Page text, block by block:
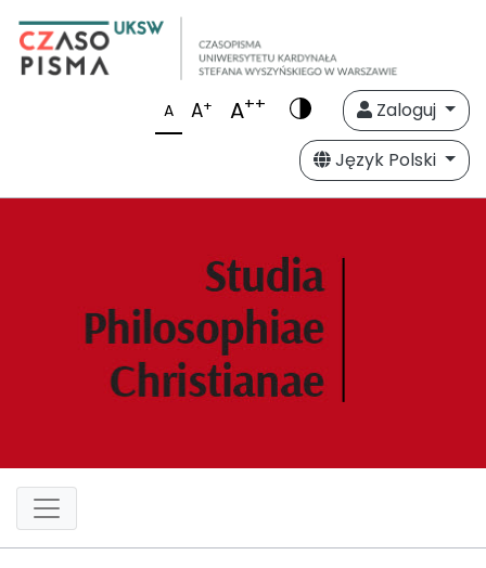
A A+ A++
Zaloguj
Język Polski